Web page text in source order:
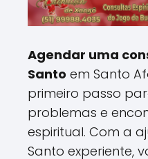
Agendar uma
Santo em Santo
primeiro passo
problemas e
espiritual. Com a
Santo experiente,